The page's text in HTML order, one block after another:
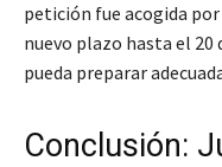
petición fue acogida
nuevo plazo hasta el 20
pueda preparar
Conclusión: